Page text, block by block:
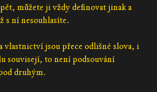
můžete ji vždy definovat jinak a
s ní nesouhlasíte.
vlastnictví jsou přece odlišné slova, i
souvisejí, to není podsouvání
druhým.